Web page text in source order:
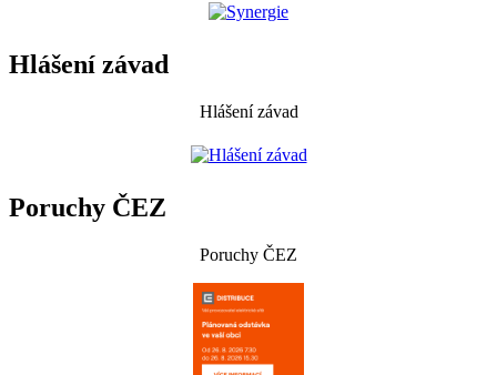
Hlášení závad
Hlášení závad
Poruchy ČEZ
Poruchy ČEZ